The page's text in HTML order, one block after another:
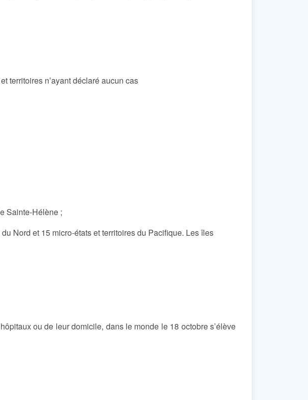
territoires n’ayant déclaré aucun cas
Sainte-Hélène ;
Nord et 15 micro-états et territoires du Pacifique. Les îles
ou de leur domicile, dans le monde le 18 octobre s’élève